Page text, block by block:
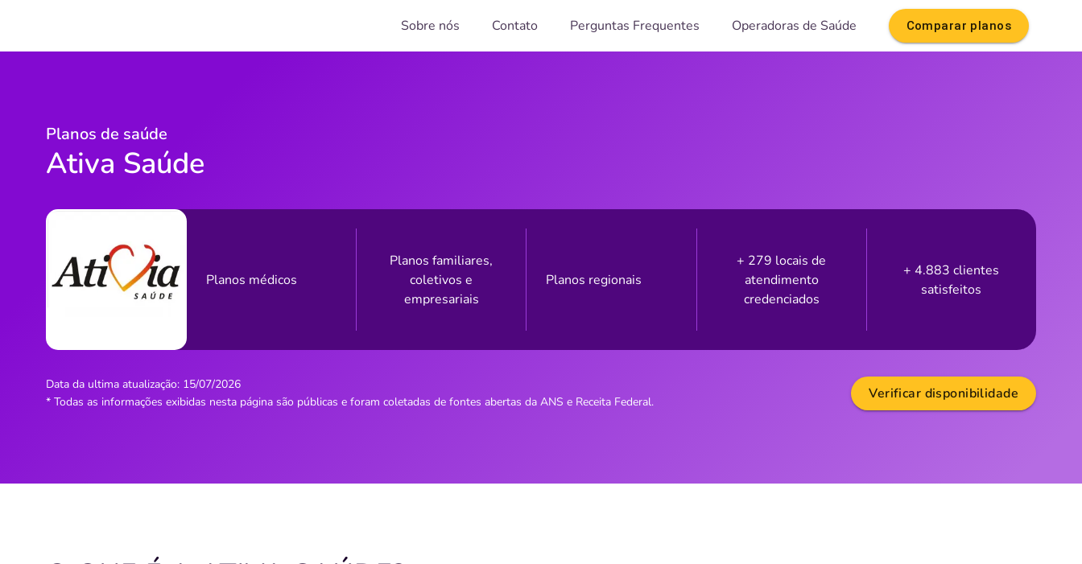
Sobre nós Contato Perguntas Frequentes Operadoras de Saúde Comparar planos
Planos de saúde
Ativa Saúde
Planos médicos
Planos familiares,
coletivos e
empresariais
Planos regionais
+ 279 locais de
atendimento
credenciados
+ 4.883 clientes
satisfeitos
Data da ultima atualização: 15/07/2026
* Todas as informações exibidas nesta página são públicas e foram coletadas de fontes abertas da ANS e Receita Federal.
Verificar disponibilidade